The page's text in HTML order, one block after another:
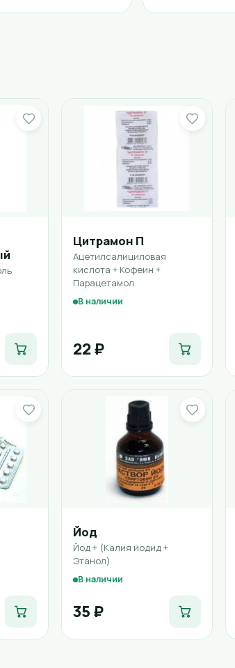
Цитрамон П
Ацетилсалициловая
кислота + Кофеин +
Парацетамол
В наличии
22 ₽
Йод
Йод + (Калия йодид +
Этанол)
В наличии
35 ₽